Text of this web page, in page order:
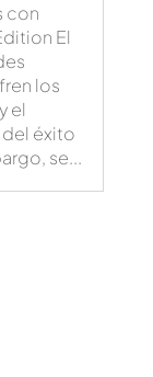
con
El
los
el
del éxito
se...